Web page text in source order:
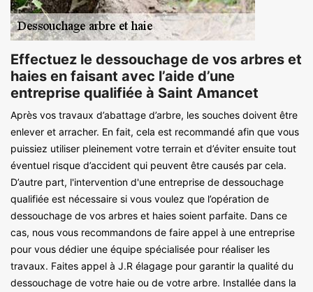
Effectuez le dessouchage de vos arbres et
haies en faisant avec l’aide d’une
entreprise qualifiée à Saint Amancet
Après vos travaux d’abattage d’arbre, les souches doivent être
enlever et arracher. En fait, cela est recommandé afin que vous
puissiez utiliser pleinement votre terrain et d’éviter ensuite tout
éventuel risque d’accident qui peuvent être causés par cela.
D’autre part, l'intervention d'une entreprise de dessouchage
qualifiée est nécessaire si vous voulez que l’opération de
dessouchage de vos arbres et haies soient parfaite. Dans ce
cas, nous vous recommandons de faire appel à une entreprise
pour vous dédier une équipe spécialisée pour réaliser les
travaux. Faites appel à J.R élagage pour garantir la qualité du
dessouchage de votre haie ou de votre arbre. Installée dans la